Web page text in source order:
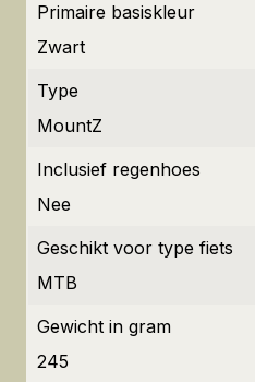
Primaire basiskleur
Zwart
Type
MountZ
Inclusief regenhoes
Nee
Geschikt voor type fiets
MTB
Gewicht in gram
245